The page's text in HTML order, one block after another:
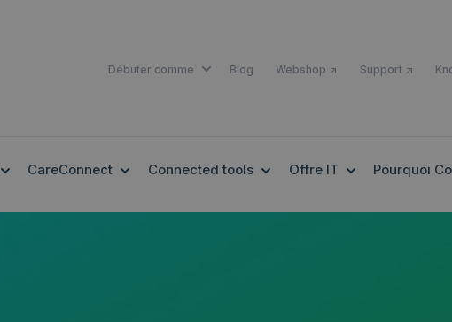
Débuter comme SHOW SUBMENU FOR DÉBUTER COMME
Blog Webshop ↗ Support ↗
SHOW SUBMENU FOR EHEALTH
CareConnect SHOW SUBMENU FOR CARECONNECT
Connected tools SHOW SUBMENU FOR
Offre IT SHOWPourquoi